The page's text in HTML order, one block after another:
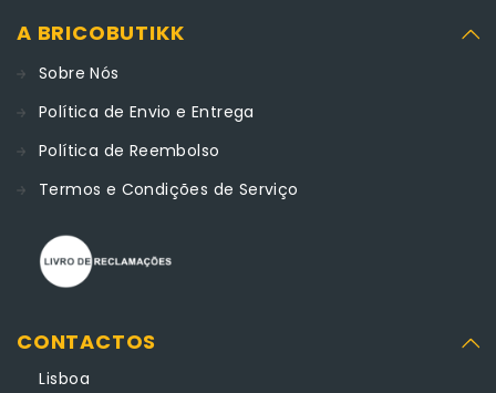
A BRICOBUTIKK
Sobre Nós
Política de Envio e Entrega
Política de Reembolso
Termos e Condições de Serviço
CONTACTOS
Lisboa